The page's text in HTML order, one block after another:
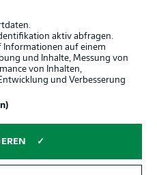
Gruppe GmbH
aktiv abfragen.
Informationen auf einem
und Inhalte, Messung von
von Inhalten,
und Verbesserung